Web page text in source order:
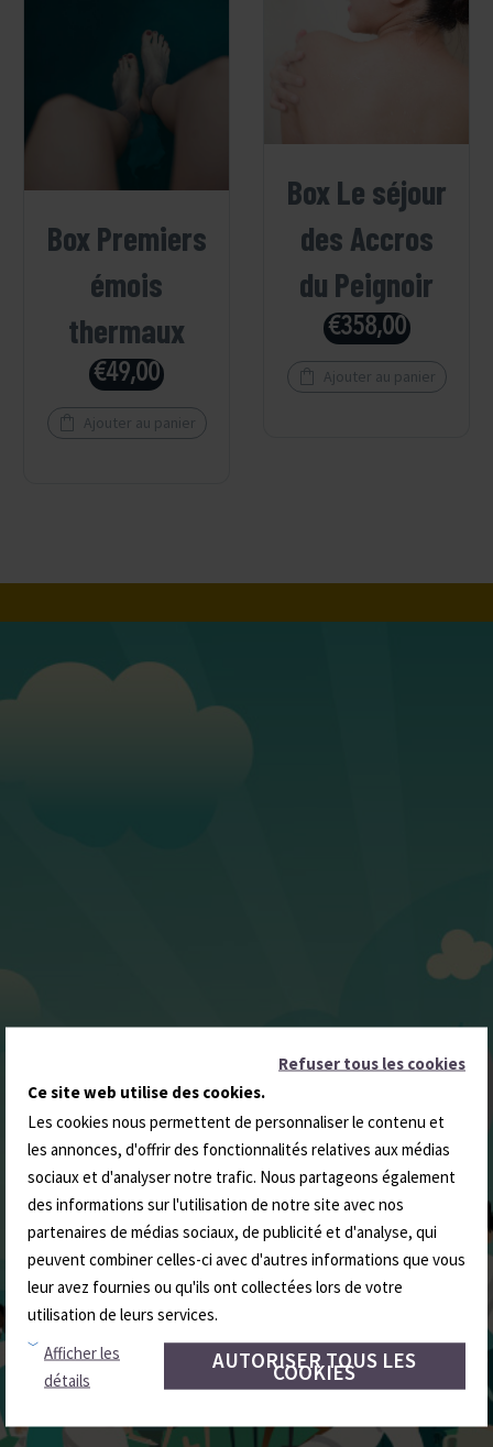
Refuser tous les cookies
Ce site web utilise des cookies.
Les cookies nous permettent de personnaliser le contenu et
les annonces, d'offrir des fonctionnalités relatives aux médias
sociaux et d'analyser notre trafic. Nous partageons également
des informations sur l'utilisation de notre site avec nos
partenaires de médias sociaux, de publicité et d'analyse, qui
peuvent combiner celles-ci avec d'autres informations que vous
leur avez fournies ou qu'ils ont collectées lors de votre
utilisation de leurs services.
AUTORISER TOUS LES
COOKIES
Afficher les
détails
Box Le séjour
des Accros
du Peignoir
€358,00
Ajouter au panier
Box Premiers
émois
thermaux
€49,00
Ajouter au panier